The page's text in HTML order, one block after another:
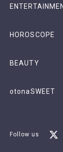
HOROSCOPE
BEAUTY
otonaSWEET
Follow us